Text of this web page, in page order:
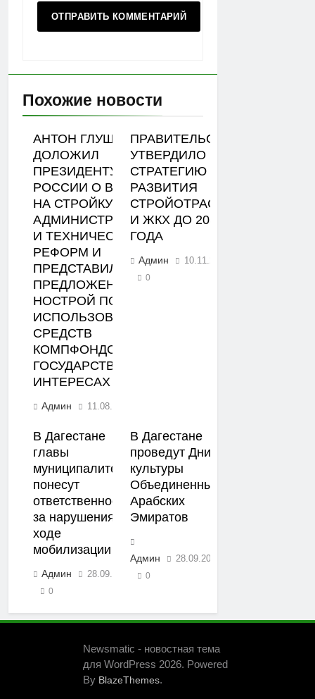
Похожие новости
АНТОН ГЛУШКОВ
ДОЛОЖИЛ
ПРЕЗИДЕНТУ
РОССИИ О ВЛИЯНИИ
НА СТРОЙКУ
АДМИНИСТРАТИВНОЙ
И ТЕХНИЧЕСКОЙ
РЕФОРМ И
ПРЕДСТАВИЛ
ПРЕДЛОЖЕНИЯ
НОСТРОЙ ПО
ИСПОЛЬЗОВАНИЮ
СРЕДСТВ
КОМПФОНДОВ СРО В
ГОСУДАРСТВЕННЫХ
ИНТЕРЕСАХ
Админ 11.08.2023
ПРАВИТЕЛЬСТВО
УТВЕРДИЛО
СТРАТЕГИЮ
РАЗВИТИЯ
СТРОЙОТРАСЛИ
И ЖКХ ДО 2030
ГОДА
Админ 10.11.2022
0
В Дагестане
главы
муниципалитетов
понесут
ответственность
за нарушения в
ходе
мобилизации
Админ 28.09.2022
0
В Дагестане
проведут Дни
культуры
Объединенных
Арабских
Эмиратов
Админ 28.09.2022
0
Newsmatic - новостная тема
для WordPress 2026. Powered
By BlazeThemes.